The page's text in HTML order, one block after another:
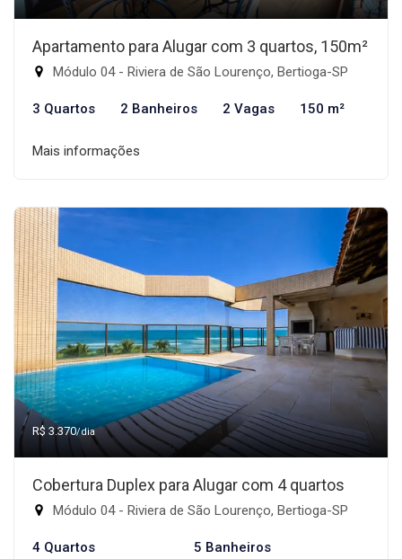
Apartamento para Alugar com 3 quartos, 150m²
Módulo 04 - Riviera de São Lourenço, Bertioga-SP
3 Quartos 2 Banheiros 2 Vagas 150 m²
Mais informações
R$ 3.370/dia
Cobertura Duplex para Alugar com 4 quartos
Módulo 04 - Riviera de São Lourenço, Bertioga-SP
4 Quartos 5 Banheiros